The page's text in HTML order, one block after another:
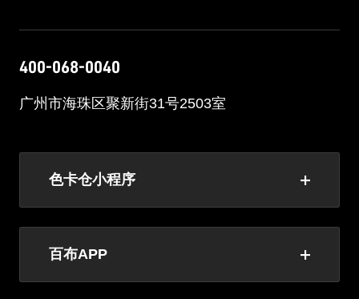
400-068-0040
广州市海珠区聚新街31号2503室
色卡仓小程序
百布APP